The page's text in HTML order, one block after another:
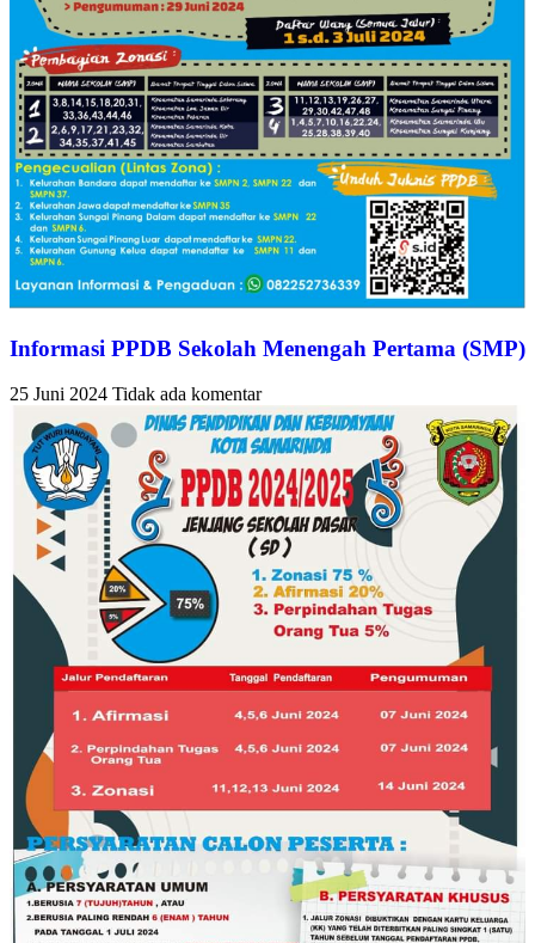
Informasi PPDB Sekolah Menengah Pertama (SMP)
25 Juni 2024 Tidak ada komentar